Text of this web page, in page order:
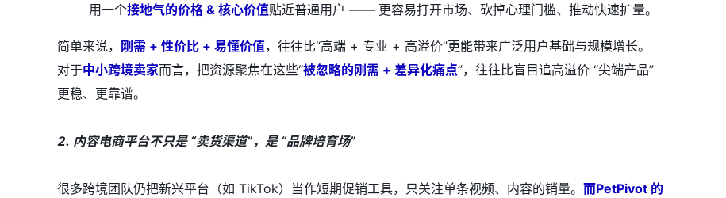
用一个接地气的价格 & 核心价值贴近普通用户 —— 更容易打开市场、砍掉心理门槛、推动快速扩量。
简单来说， 刚需 + 性价比 + 易懂价值，往往比“高端 + 专业 + 高溢价”更能带来广泛用户基础与规模增长。
对于中小跨境卖家而言，把资源聚焦在这些“被忽略的刚需 + 差异化痛点”，往往比盲目追高溢价 “尖端产品”
更稳、更靠谱。
2. 内容电商平台不只是 “卖货渠道”，是 “品牌培育场”
很多跨境团队仍把新兴平台（如 TikTok）当作短期促销工具，只关注单条视频、内容的销量。 而PetPivot 的